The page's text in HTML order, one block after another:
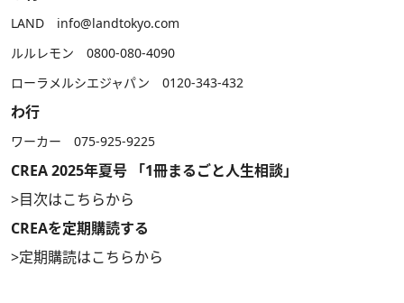
LAND info@landtokyo.com
ルルレモン 0800-080-4090
ローラメルシエジャパン 0120-343-432
わ行
ワーカー 075-925-9225
CREA 2025年夏号 「1冊まるごと人生相談」
>目次はこちらから
CREAを定期購読する
>定期購読はこちらから